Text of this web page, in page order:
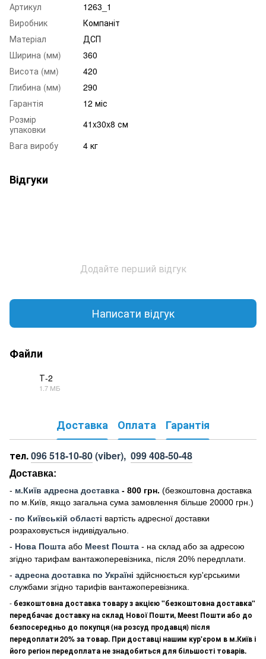
Артикул
1263_1
Виробник
Компаніт
Матеріал
ДСП
Ширина (мм)
360
Висота (мм)
420
Глибина (мм)
290
Гарантія
12 міс
Розмір
упаковки
41x30x8 см
Вага виробу
4 кг
Відгуки
Додайте перший відгук
Написати відгук
Файли
Т-2
1.7 МБ
Доставка Оплата Гарантія
тел.096 518-10-80(viber), 099 408-50-48
Доставка:
- м.Київ адресна доставка - 800 грн. (безкоштовна доставка
по м.Київ, якщо загальна сума замовлення більше 20000 грн .)
- по Київській області вартість адресної доставки
розраховується індивідуально.
- Нова Пошта або Meest Пошта - на склад або за адресою
згідно тарифам вантажоперевізника, після 20% передплати.
- адресна доставка по Україні здійснюється кур'єрськими
службами згідно тарифів вантажоперевізника.
- безкоштовна доставка товару з акцією "безкоштовна доставка"
передбачає доставку на склад Нової Пошти, Meest Пошти або до
безпосередньо до покупця (на розсуд продавця) після
передоплати 20% за товар. При доставці нашим кур'єром в м.Київ і
його регіон передоплата не знадобиться для більшості товарів.